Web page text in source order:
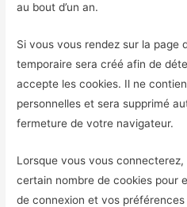
au bout d’un an.
Si vous vous rendez sur la page
temporaire sera créé afin de
accepte les cookies. Il ne
personnelles et sera supprimé
fermeture de votre navigateur.
Lorsque vous vous
certain nombre de cookies pour
de connexion et vos préférences